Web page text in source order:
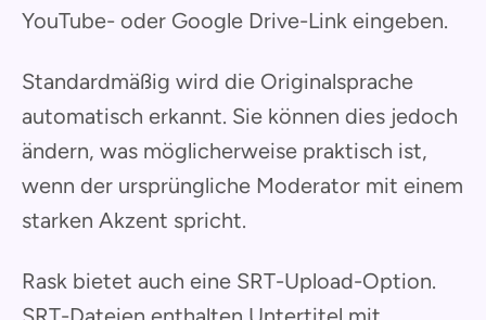
YouTube- oder Google Drive-Link eingeben.
Standardmäßig wird die Originalsprache
automatisch erkannt. Sie können dies jedoch
ändern, was möglicherweise praktisch ist,
wenn der ursprüngliche Moderator mit einem
starken Akzent spricht.
Rask bietet auch eine SRT-Upload-Option.